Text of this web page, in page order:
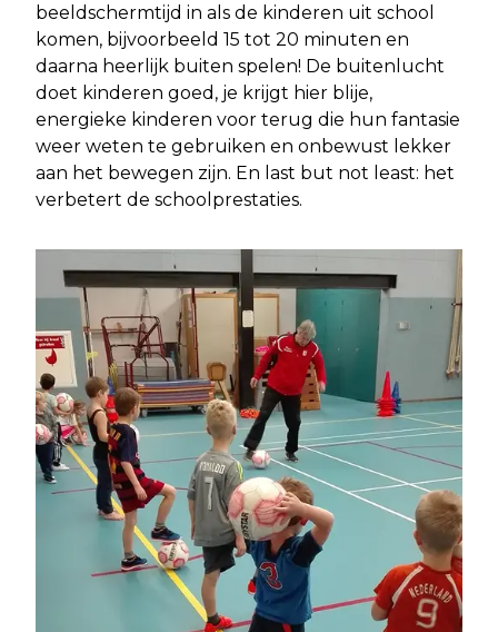
beeldschermtijd in als de kinderen uit school
komen, bijvoorbeeld 15 tot 20 minuten en
daarna heerlijk buiten spelen! De buitenlucht
doet kinderen goed, je krijgt hier blije,
energieke kinderen voor terug die hun fantasie
weer weten te gebruiken en onbewust lekker
aan het bewegen zijn. En last but not least: het
verbetert de schoolprestaties.